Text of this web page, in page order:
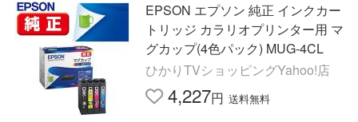
EPSON エプソン 純正 インクカー
トリッジ カラリオプリンター用 マ
グカップ(4色パック) MUG-4CL
ひかりTVショッピングYahoo!店
4,227円 送料無料